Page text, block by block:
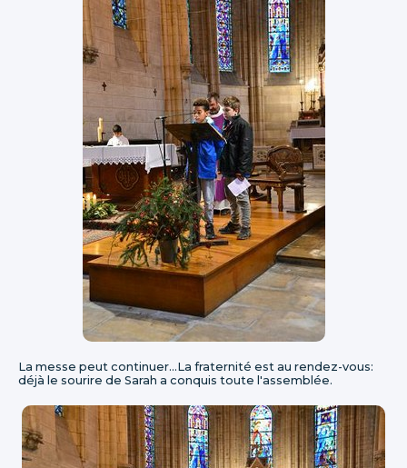
La messe peut continuer...La fraternité est au rendez-vous:
déjà le sourire de Sarah a conquis toute l'assemblée.